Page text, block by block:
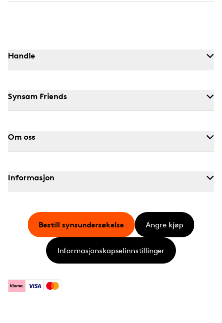
Handle
Synsam Friends
Om oss
Informasjon
KlarnaVisa Mastercard
Bestill synsundersøkelse Angre kjøp
Informasjonskapselinnstillinger